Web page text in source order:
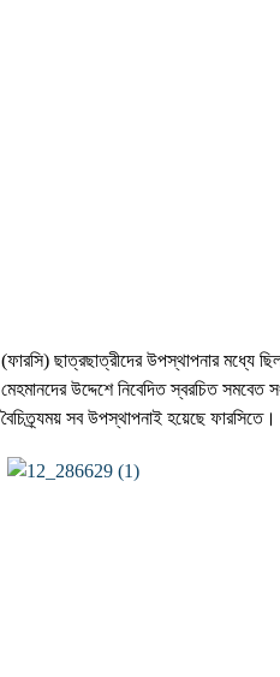
(ফারসি) ছাত্রছাত্রীদের উপস্থাপনার মধ্যে
মেহমানদের উদ্দেশে নিবেদিত স্বরচিত
বৈচিত্র্যময় সব উপস্থাপনাই হয়েছে ফারসিতে।